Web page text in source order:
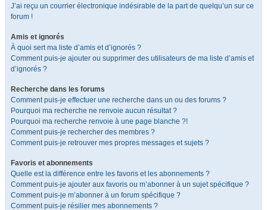
J’ai reçu un courrier électronique indésirable de la part de quelqu’un sur ce
forum !
Amis et ignorés
À quoi sert ma liste d’amis et d’ignorés ?
Comment puis-je ajouter ou supprimer des utilisateurs de ma liste d’amis et
d’ignorés ?
Recherche dans les forums
Comment puis-je effectuer une recherche dans un ou des forums ?
Pourquoi ma recherche ne renvoie aucun résultat ?
Pourquoi ma recherche renvoie à une page blanche ?!
Comment puis-je rechercher des membres ?
Comment puis-je retrouver mes propres messages et sujets ?
Favoris et abonnements
Quelle est la différence entre les favoris et les abonnements ?
Comment puis-je ajouter aux favoris ou m’abonner à un sujet spécifique ?
Comment puis-je m’abonner à un forum spécifique ?
Comment puis-je résilier mes abonnements ?